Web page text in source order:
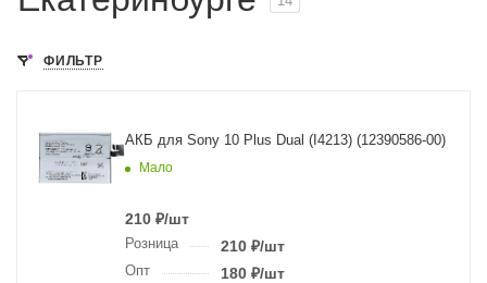
ФИЛЬТР
АКБ для Sony 10 Plus Dual (I4213) (12390586-00)
Мало
210 ₽/шт
Розница 210₽/шт
Опт 180₽/шт